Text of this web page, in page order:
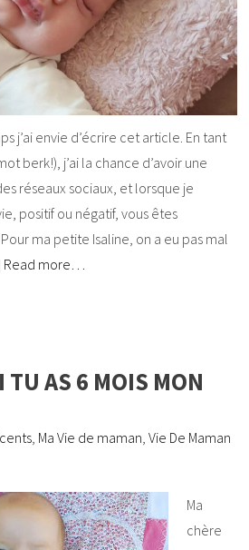
j’ai envie d’écrire cet article. En tant
berk!), j’ai la chance d’avoir une
réseaux sociaux, et lorsque je
positif ou négatif, vous êtes
ma petite Isaline, on a eu pas mal
Read more…
TU AS 6 MOIS MON
, Ma Vie de maman,Vie De Maman
Ma
chère